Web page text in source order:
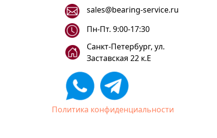
sales@bearing-service.ru
Санкт-Петербург, ул.
Заставская 22 к.Е
Пн-Пт. 9:00-17:30
Политика конфиденциальности